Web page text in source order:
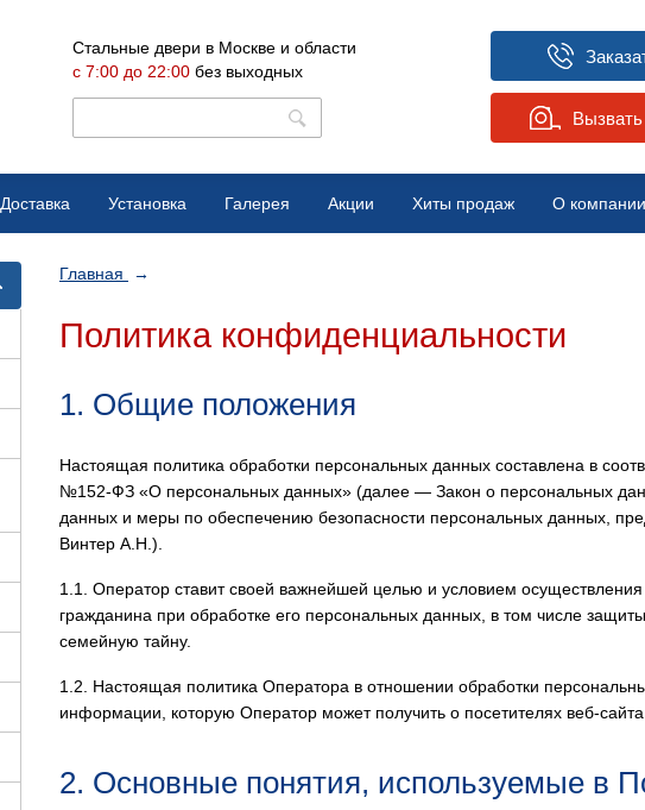
Стальные двери в Москве и области
с 7:00 до 22:00 без выходных
Доставка Установка Галерея Акции Хиты продаж О компании
Новости
Главная →
Политика конфиденциальности
1. Общие положения
Настоящая политика обработки персональных данных составлена в
№152-ФЗ «О персональных данных» (далее — Закон о персональных
данных и меры по обеспечению безопасности персональных данных,
Винтер А.Н.).
1.1. Оператор ставит своей важнейшей целью и условием
гражданина при обработке его персональных данных, в том числе
семейную тайну.
1.2. Настоящая политика Оператора в отношении обработки
информации, которую Оператор может получить о посетителях веб-
2. Основные понятия, используемые в